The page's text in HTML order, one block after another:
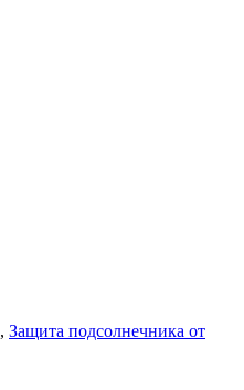
, Защита подсолнечника от